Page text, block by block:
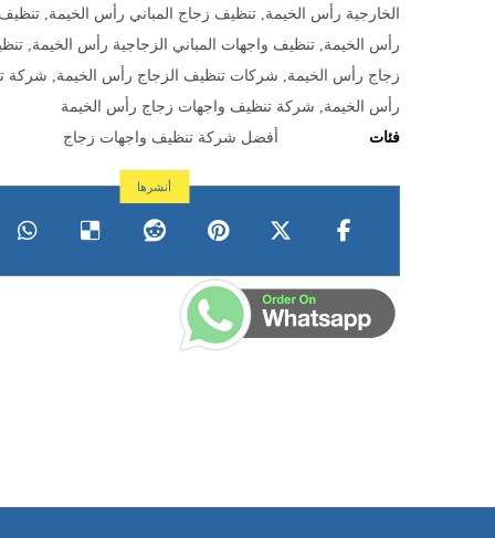
الخارجية رأس الخيمة ,تنظيف زجاج المباني رأس الخيمة ,
رأس الخيمة ,تنظيف واجهات المباني الزجاجية رأس الخيمة ,
زجاج رأس الخيمة
شركات تنظيف الزجاج رأس الخيمة
شركة
رأس الخيمة
شركة تنظيف واجهات زجاج رأس الخيمة
فئات
أفضل شركة تنظيف واجهات زجاج